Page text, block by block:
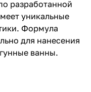
разработанной
уникальные
Формула
для нанесения
ванны.